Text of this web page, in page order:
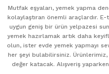
Ürün resmi kalitesiz, bozuk
Ürün açıklamasında eksik
Ürün bilgilerinde hatalar
Ürün fiyatı diğer sitelerden
Mutfak eşyaları, yemek yapma
kolaylaştıran önemli araçlardır.
uygun geniş bir ürün yelpazesi
yemek hazırlamak artık daha
olun, ister evde yemek yapmayı
her şeyi bulabilirsiniz. Ürünlerimiz,
değer katacak. Alışveriş